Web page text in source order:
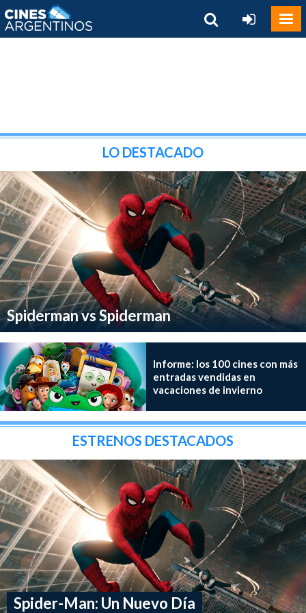
LO DESTACADO
Spiderman vs Spiderman
Informe: los 100 cines con más
entradas vendidas en
vacaciones de invierno
ESTRENOS DESTACADOS
Spider-Man: Un Nuevo Día